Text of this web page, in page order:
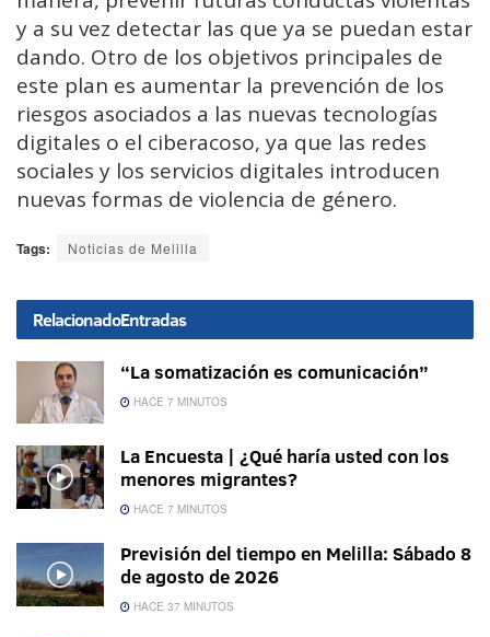
y a su vez detectar las que ya se puedan estar
dando. Otro de los objetivos principales de
este plan es aumentar la prevención de los
riesgos asociados a las nuevas tecnologías
digitales o el ciberacoso, ya que las redes
sociales y los servicios digitales introducen
nuevas formas de violencia de género.
Tags: Noticias de Melilla
RelacionadoEntradas
“La somatización es comunicación”
HACE 7 MINUTOS
La Encuesta | ¿Qué haría usted con los
menores migrantes?
HACE 7 MINUTOS
Previsión del tiempo en Melilla: Sábado 8
de agosto de 2026
HACE 37 MINUTOS